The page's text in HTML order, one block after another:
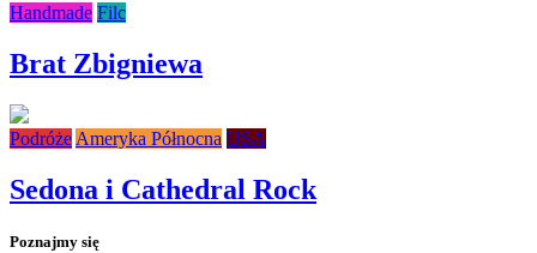
Handmade Filc
Brat Zbigniewa
Podróże Ameryka Północna USA
Sedona i Cathedral Rock
Poznajmy się